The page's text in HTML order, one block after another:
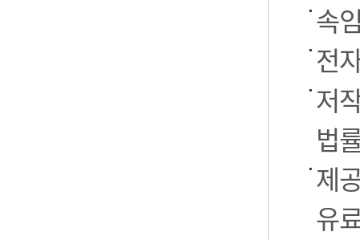
속
전
저
법
제
유